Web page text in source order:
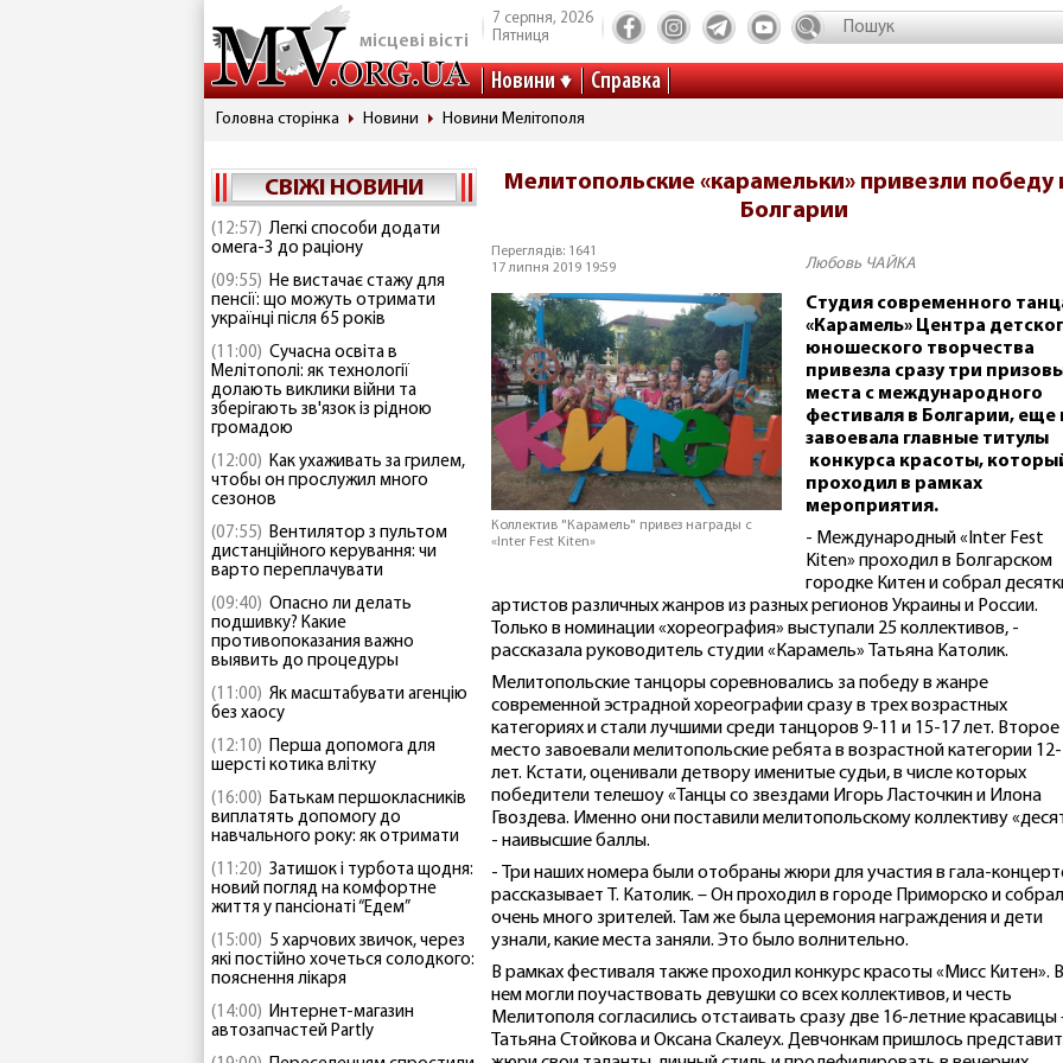
місцеві вісті
7 серпня, 2026
Пятниця
Новини Справка
Головна сторінка Новини Новини Мелітополя
СВІЖІ НОВИНИ
(12:57) Легкі способи додати
омега-3 до раціону
(09:55) Не вистачає стажу для
пенсії: що можуть отримати
українці після 65 років
(11:00) Сучасна освіта в
Мелітополі: як технології
долають виклики війни та
зберігають зв'язок із рідною
громадою
(12:00) Как ухаживать за грилем,
чтобы он прослужил много
сезонов
(07:55) Вентилятор з пультом
дистанційного керування: чи
варто переплачувати
(09:40) Опасно ли делать
подшивку? Какие
противопоказания важно
выявить до процедуры
(11:00) Як масштабувати агенцію
без хаосу
(12:10) Перша допомога для
шерсті котика влітку
(16:00) Батькам першокласників
виплатять допомогу до
навчального року: як отримати
(11:20) Затишок і турбота щодня:
новий погляд на комфортне
життя у пансіонаті “Едем”
(15:00) 5 харчових звичок, через
які постійно хочеться солодкого:
пояснення лікаря
(14:00) Интернет-магазин
автозапчастей Partly
Мелитопольские «карамельки» привезли победу
Болгарии
Переглядів: 1641
17 липня 2019 19:59
Любовь ЧАЙКА
Коллектив "Карамель" привез награды с
«Inter Fest Kiten»
Студия современного
«Карамель» Центра
юношеского творчества
привезла сразу три
места с международного
фестиваля в Болгарии, еще
завоевала главные титулы
конкурса красоты,
проходил в рамках
мероприятия.
- Международный «Inter Fest
Kiten» проходил в Болгарском
городке Китен и собрал
артистов различных жанров из разных регионов Украины и России.
Только в номинации «хореография» выступали 25 коллективов, -
рассказала руководитель студии «Карамель» Татьяна Католик.
Мелитопольские танцоры соревновались за победу в жанре
современной эстрадной хореографии сразу в трех возрастных
категориях и стали лучшими среди танцоров 9-11 и 15-17 лет. Второе
место завоевали мелитопольские ребята в возрастной категории
лет. Кстати, оценивали детвору именитые судьи, в числе которых
победители телешоу «Танцы со звездами Игорь Ласточкин и Илона
Гвоздева. Именно они поставили мелитопольскому коллективу
- наивысшие баллы.
- Три наших номера были отобраны жюри для участия в гала-
рассказывает Т. Католик. – Он проходил в городе Приморско и собрал
очень много зрителей. Там же была церемония награждения и дети
узнали, какие места заняли. Это было волнительно.
В рамках фестиваля также проходил конкурс красоты «Мисс Китен». В
нем могли поучаствовать девушки со всех коллективов, и честь
Мелитополя согласились отстаивать сразу две 16-летние красавицы
Татьяна Стойкова и Оксана Скалеух. Девчонкам пришлось